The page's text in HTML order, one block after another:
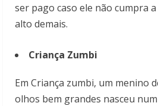
ser pago caso ele não cumpra
alto demais.
Criança Zumbi
Em Criança zumbi, um menino
olhos bem grandes nasceu